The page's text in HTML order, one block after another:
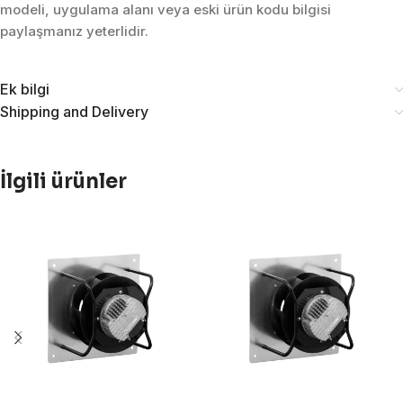
modeli, uygulama alanı veya eski ürün kodu bilgisi
paylaşmanız yeterlidir.
Ek bilgi
Shipping and Delivery
İlgili ürünler